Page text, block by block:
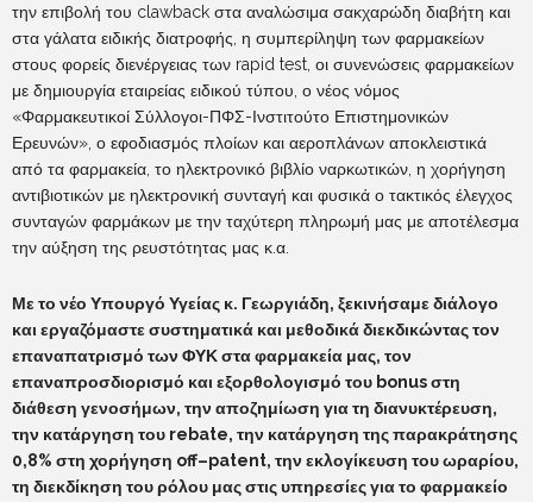
την επιβολή του clawback στα αναλώσιμα σακχαρώδη διαβήτη και
στα γάλατα ειδικής διατροφής, η συμπερίληψη των φαρμακείων
στους φορείς διενέργειας των rapid test, οι συνενώσεις φαρμακείων
με δημιουργία εταιρείας ειδικού τύπου, ο νέος νόμος
«Φαρμακευτικοί Σύλλογοι-ΠΦΣ-Ινστιτούτο Επιστημονικών
Ερευνών», ο εφοδιασμός πλοίων και αεροπλάνων αποκλειστικά
από τα φαρμακεία, το ηλεκτρονικό βιβλίο ναρκωτικών, η χορήγηση
αντιβιοτικών με ηλεκτρονική συνταγή και φυσικά ο τακτικός έλεγχος
συνταγών φαρμάκων με την ταχύτερη πληρωμή μας με αποτέλεσμα
την αύξηση της ρευστότητας μας κ.α.
Με το νέο Υπουργό Υγείας κ. Γεωργιάδη, ξεκινήσαμε διάλογο
και εργαζόμαστε συστηματικά και μεθοδικά διεκδικώντας τον
επαναπατρισμό των ΦΥΚ στα φαρμακεία μας, τον
επαναπροσδιορισμό και εξορθολογισμό του bonusστη
διάθεση γενοσήμων, την αποζημίωση για τη διανυκτέρευση,
την κατάργηση του rebate, την κατάργηση της παρακράτησης
0,8% στη χορήγηση off–patent, την εκλογίκευση του ωραρίου,
τη διεκδίκηση του ρόλου μας στις υπηρεσίες για το φαρμακείο